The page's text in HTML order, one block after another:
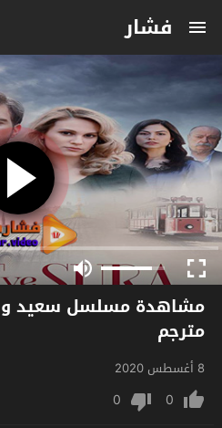
فشار
مترجم
8 أغسطس 2020
0
0